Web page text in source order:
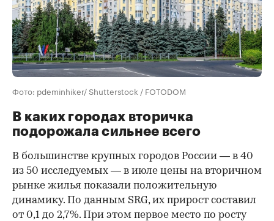
Фото: pdeminhiker/ Shutterstock / FOTODOM
В каких городах вторичка
подорожала сильнее всего
В большинстве крупных городов России — в 40
из 50 исследуемых — в июле цены на вторичном
рынке жилья показали положительную
динамику. По данным SRG, их прирост составил
от 0,1 до 2,7%. При этом первое место по росту